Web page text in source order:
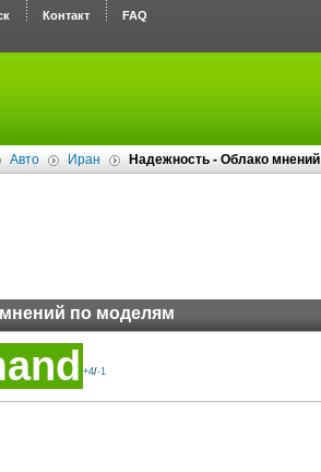
Контакт FAQ
Авто Иран Надежность - Облако мнений
по моделям
+4/-1